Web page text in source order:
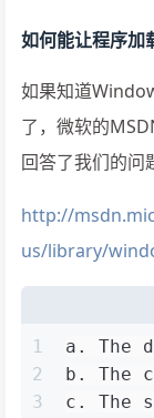
如何能让程序
如果知道
了，微软的
回答了我们的问
http://
us/library/
1
2
3
a. The
b. The
c. The